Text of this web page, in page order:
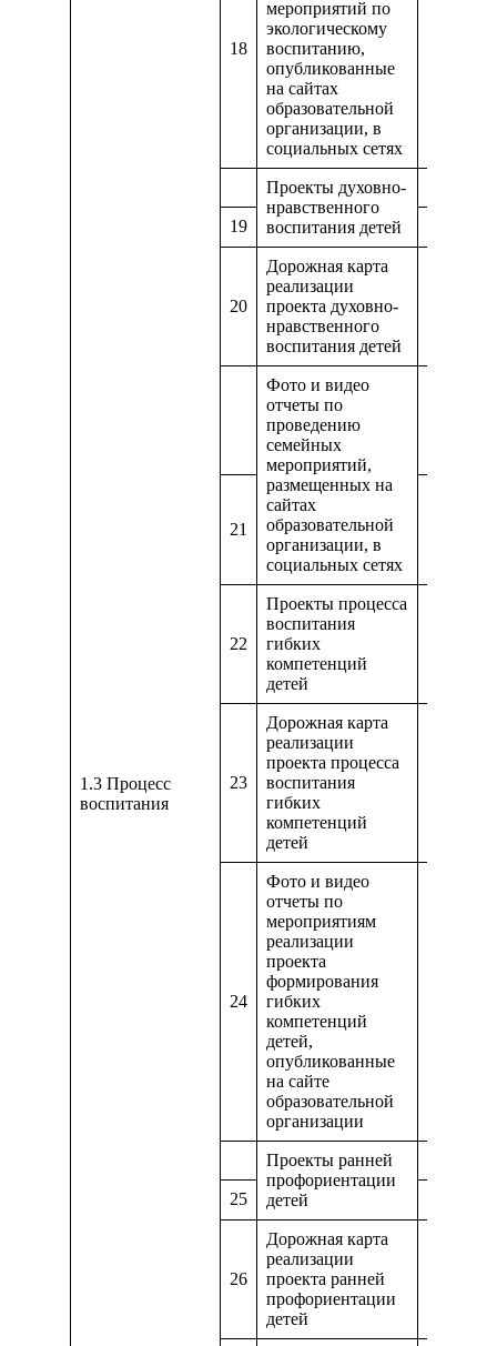
1.3 Процесс
воспитания
18
мероприятий по
экологическому
воспитанию,
опубликованные
на сайтах
образовательной
организации, в
социальных сетях
Проекты духовно-
нравственного
воспитания детей
19
20
Дорожная карта
реализации
проекта духовно-
нравственного
воспитания детей
Фото и видео
отчеты по
проведению
семейных
мероприятий,
размещенных на
сайтах
образовательной
организации, в
социальных сетях
21
22
Проекты процесса
воспитания
гибких
компетенций
детей
23
Дорожная карта
реализации
проекта процесса
воспитания
гибких
компетенций
детей
24
Фото и видео
отчеты по
мероприятиям
реализации
проекта
формирования
гибких
компетенций
детей,
опубликованные
на сайте
образовательной
организации
Проекты ранней
профориентации
детей
25
26
Дорожная карта
реализации
проекта ранней
профориентации
детей